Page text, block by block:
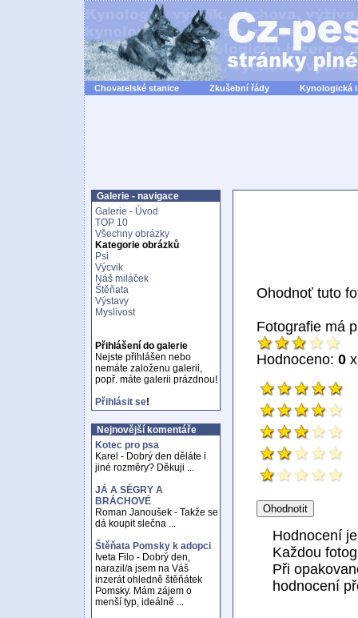
Chovatelské stanice Zkušební řády Kynologická
Galerie - navigace
Galerie - Úvod
TOP 10
Všechny obrázky
Kategorie obrázků
Psi
Výcvik
Náš miláček
Štěňata
Výstavy
Myslivost
Přihlášení do galerie
Nejste přihlášen nebo
nemáte založenu galerii,
popř. máte galerii prázdnou!
Přihlásit se!
Nejnovější komentáře
Kotec pro psa
Karel - Dobrý den děláte i
jiné rozměry? Děkuji ...
JÁ A SÉGRY A
BRÁCHOVÉ
Roman Janoušek - Takže se
dá koupit slečna ...
Štěňata Pomsky k adopci
Iveta Filo - Dobrý den,
narazil/a jsem na Váš
inzerát ohledně štěňátek
Pomsky. Mám zájem o
menší typ, ideálně ...
Ohodnoť tuto
Fotografie má
Hodnoceno: 0 x
Hodnocení
Každou
Při
hodnocení